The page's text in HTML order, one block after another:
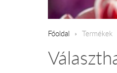
Főoldal Termékek